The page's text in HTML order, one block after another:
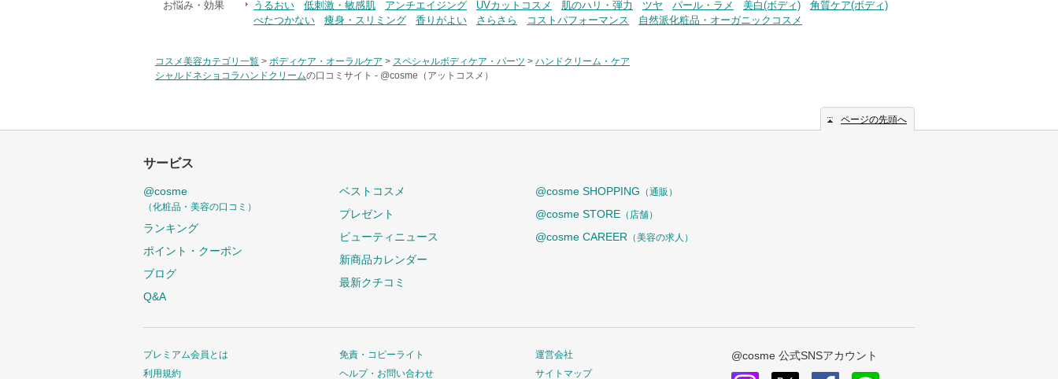
お悩み・効果
うるおい 低刺激・敏感肌 アンチエイジング UVカットコスメ 肌のハリ・弾力 ツヤ パール・ラメ 美白(ボディ)
角質ケア(ボディ)
べたつかない
痩身・スリミング 香りがよい さらさら コストパフォーマンス 自然派化粧品・オーガニックコスメ
コスメ美容カテゴリ一覧 > ボディケア・オーラルケア > スペシャルボディケア・パーツ > ハンドクリーム・ケア
シャルドネショコラハンドクリームの口コミサイト - @cosme（アットコスメ）
ページの先頭へ
サービス
@cosme
（化粧品・美容の口コミ）
ランキング
ポイント・クーポン
ブログ
Q&A
ベストコスメ
プレゼント
ビューティニュース
新商品カレンダー
最新クチコミ
@cosme SHOPPING （通販）
@cosme STORE （店舗）
@cosme CAREER （美容の求人）
プレミアム会員とは
利用規約
免責・コピーライト
ヘルプ・お問い合わせ
運営会社
サイトマップ
@cosme 公式SNSアカウント